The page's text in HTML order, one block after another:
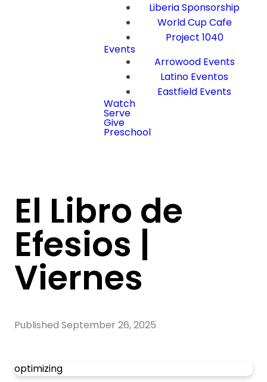
Liberia Sponsorship
World Cup Cafe
Project 1040
Events
Arrowood Events
Latino Eventos
Eastfield Events
Watch
Serve
Give
Preschool
El Libro de
Efesios |
Viernes
Published September 26, 2025
optimizing